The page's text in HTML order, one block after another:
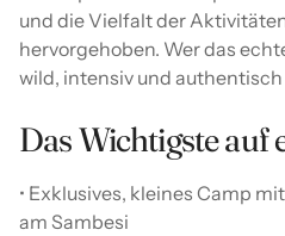
und die Vielfalt der
hervorgehoben. Wer das
wild, intensiv und
Das Wichtigste auf
• Exklusives, kleines Camp
am Sambesi